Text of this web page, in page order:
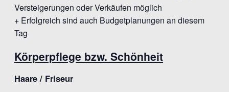
Versteigerungen oder Verkäufen möglich
+ Erfolgreich sind auch Budgetplanungen an diesem
Tag
Körperpflege bzw. Schönheit
Haare / Friseur